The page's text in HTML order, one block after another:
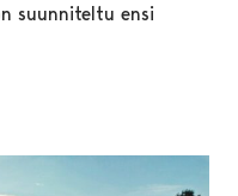
suunniteltu ensi